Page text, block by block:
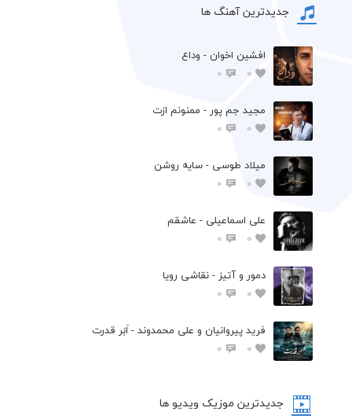
جدیدترین آهنگ ها
افشين اخوان - وداع
0
0
مجید جم پور - ممنونم ازت
0
0
میلاد طوسی - سایه روشن
0
0
علی اسماعیلی - عاشقم
0
0
دمور و آتیز - نقاشی رویا
0
0
فرید پیروانیان و علی محمدوند - اَبَر قدرت
0
0
جدیدترین موزیک ویدیو ها